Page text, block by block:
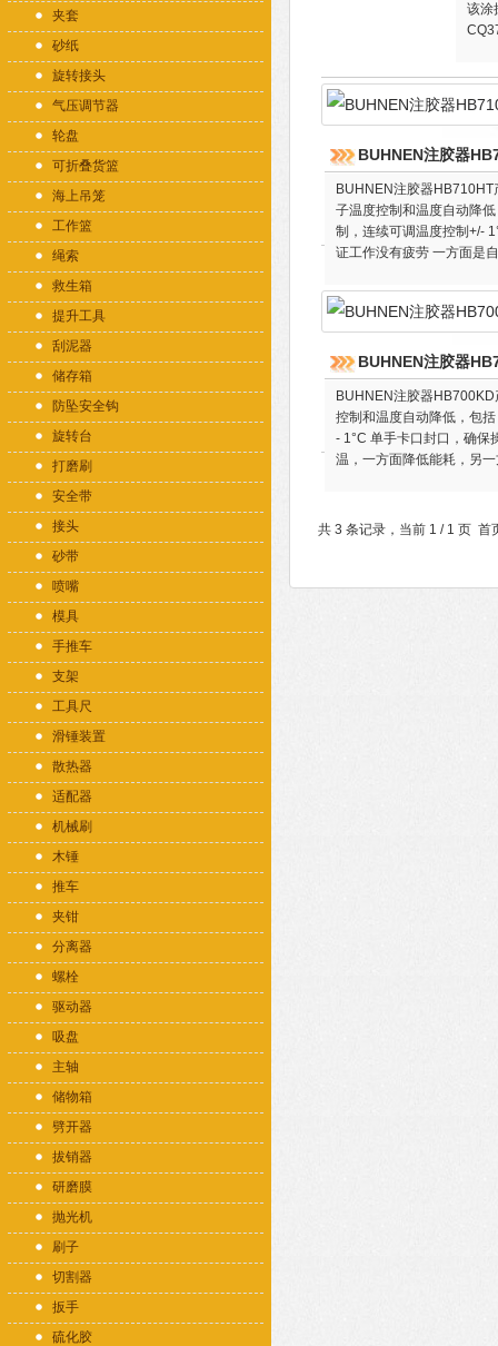
夹套
砂纸
旋转接头
气压调节器
轮盘
可折叠货篮
海上吊笼
工作篮
绳索
救生箱
提升工具
刮泥器
储存箱
防坠安全钩
旋转台
打磨刷
安全带
接头
砂带
喷嘴
模具
手推车
支架
工具尺
滑锤装置
散热器
适配器
机械刷
木锤
推车
夹钳
分离器
螺栓
驱动器
吸盘
主轴
储物箱
劈开器
拔销器
研磨膜
抛光机
刷子
切割器
扳手
硫化胶
该涂
BUHNEN注胶器
BUHNEN注胶器
子温度控制和温度自动降
制，连续可调温度控制+/-
证工作没有疲劳 一方面是
BUHNEN注胶器
BUHNEN注胶器
控制和温度自动降低，包
- 1°C 单手卡口封口，确保
温，一方面降低能耗，另
共 3 条记录，当前 1 / 1 页